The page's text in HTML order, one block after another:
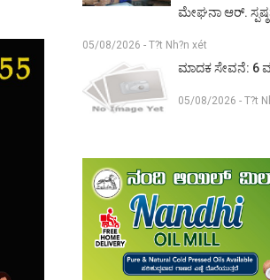
ಮೇಘನಾ ಆರ್.
05/08/2026 - T?t Nh?n xét
ಮಾದಕ ಸೇವನೆ:
05/08/2026 - T?t